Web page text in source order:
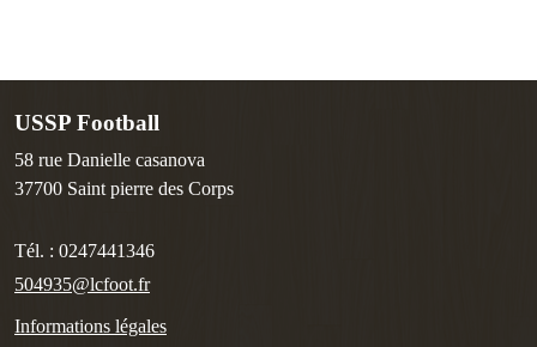
USSP Football
58 rue Danielle casanova
37700 Saint pierre des Corps
Tél. : 0247441346
504935@lcfoot.fr
Informations légales